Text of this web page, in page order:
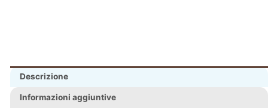
Descrizione
Informazioni aggiuntive